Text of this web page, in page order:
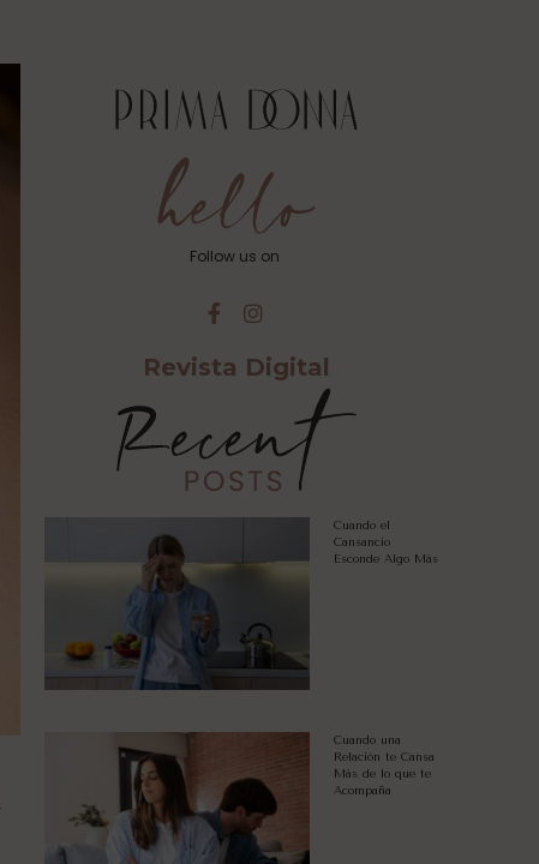
Follow us on
Revista Digital
Cuando el
Cansancio
Esconde Algo Más
Cuando una
Relación te Cansa
Más de lo que te
Acompaña